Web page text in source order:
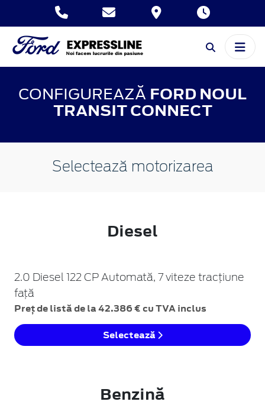
CONFIGUREAZĂ FORD NOUL
TRANSIT CONNECT
Selectează motorizarea
Diesel
2.0 Diesel 122 CP Automată, 7 viteze tracțiune
față
Preț de listă de la 42.386 € cu TVA inclus
Selectează
Benzină